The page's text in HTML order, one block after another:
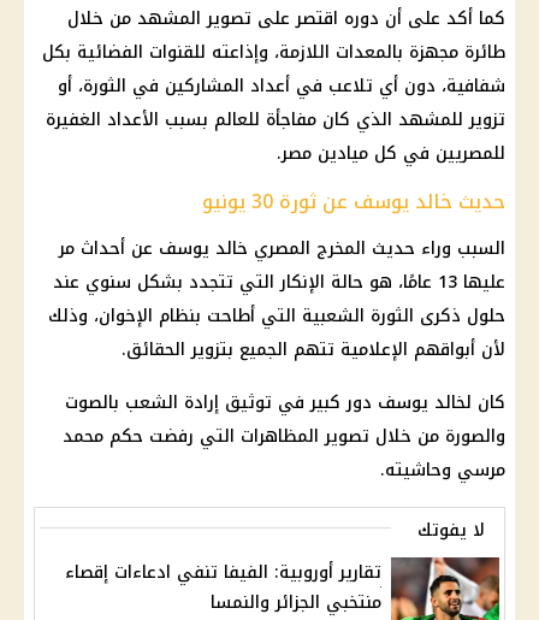
كما أكد على أن دوره اقتصر على تصوير المشهد من خلال
طائرة مجهزة بالمعدات اللازمة، وإذاعته للقنوات الفضائية بكل
شفافية، دون أي تلاعب في أعداد المشاركين في الثورة، أو
تزوير للمشهد الذي كان مفاجأة للعالم بسبب الأعداد الغفيرة
للمصريين في كل ميادين مصر.
حديث خالد يوسف عن ثورة 30 يونيو
السبب وراء حديث المخرج المصري خالد يوسف عن أحداث مر
عليها 13 عامًا، هو حالة الإنكار التي تتجدد بشكل سنوي عند
حلول ذكرى الثورة الشعبية التي أطاحت بنظام الإخوان، وذلك
لأن أبواقهم الإعلامية تتهم الجميع بتزوير الحقائق.
كان لخالد يوسف دور كبير في توثيق إرادة الشعب بالصوت
والصورة من خلال تصوير المظاهرات التي رفضت حكم محمد
مرسي وحاشيته.
لا يفوتك
تقارير أوروبية: الفيفا تنفي ادعاءات إقصاء
منتخبي الجزائر والنمسا